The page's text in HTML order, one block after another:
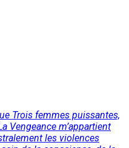
Trois femmes puissantes,
Vengeance m’appartient
les violences